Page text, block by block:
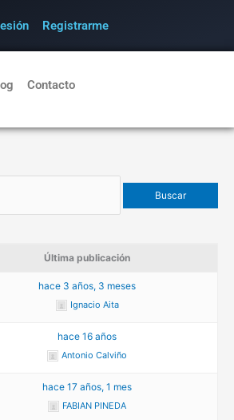
Registrarme
Contacto
Última publicación
hace 3 años, 3 meses
Ignacio Aita
hace 16 años
Antonio Calviño
hace 17 años, 1 mes
FABIAN PINEDA